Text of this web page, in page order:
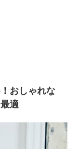
おしゃれな
適